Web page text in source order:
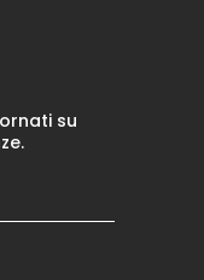
su